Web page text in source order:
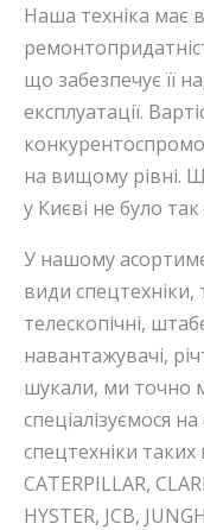
Наша техніка має
що забезпечує її
експлуатації.
на вищому рівні.
у Києві не було так
У нашому
види спецтехніки,
телескопічні,
навантажувачі,
шукали, ми точно
спеціалізуємося
спецтехніки таких
CATERPILLAR,
HYSTER, JCB,